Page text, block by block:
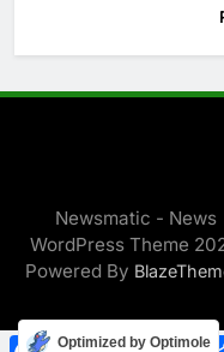
Newsmatic - News
WordPress Theme
Powered By
FacebookWhatsApp
Twitter
Optimized by Optimole